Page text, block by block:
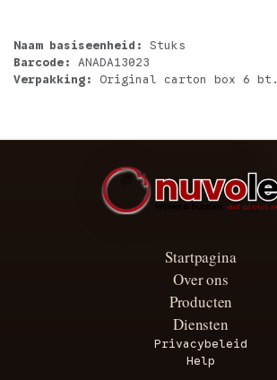
Naam basiseenheid: Stuks
Barcode: ANADA13023
Verpakking: Original carton box 6 bt.
Startpagina
Over ons
Producten
Diensten
Privacybeleid
Help